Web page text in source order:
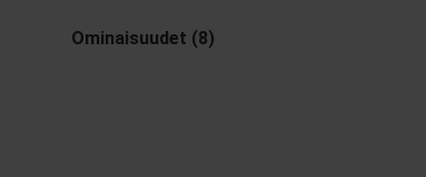
Ominaisuudet (8)